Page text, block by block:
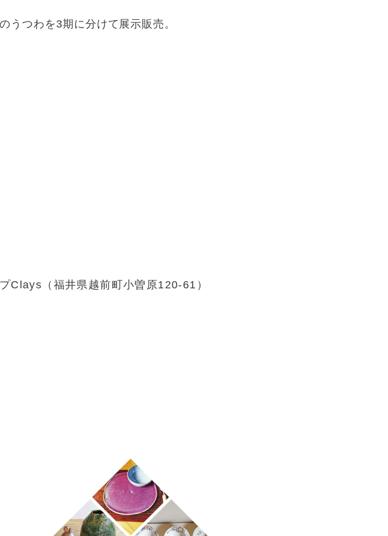
うつわを3期に分けて展示販売。
Clays（福井県越前町小曽原120-61）